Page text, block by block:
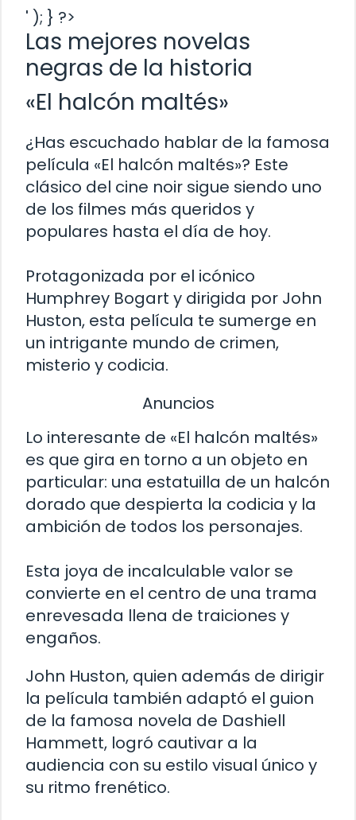
' ); } ?>
Las mejores novelas
negras de la historia
«El halcón maltés»
¿Has escuchado hablar de la famosa
película «El halcón maltés»? Este
clásico del cine noir sigue siendo uno
de los filmes más queridos y
populares hasta el día de hoy.
Protagonizada por el icónico
Humphrey Bogart y dirigida por John
Huston, esta película te sumerge en
un intrigante mundo de crimen,
misterio y codicia.
Anuncios
Lo interesante de «El halcón maltés»
es que gira en torno a un objeto en
particular: una estatuilla de un halcón
dorado que despierta la codicia y la
ambición de todos los personajes.
Esta joya de incalculable valor se
convierte en el centro de una trama
enrevesada llena de traiciones y
engaños.
John Huston, quien además de dirigir
la película también adaptó el guion
de la famosa novela de Dashiell
Hammett, logró cautivar a la
audiencia con su estilo visual único y
su ritmo frenético.